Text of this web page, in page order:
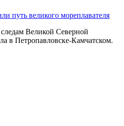
путь великого мореплавателя
Великой Северной
в Петропавловске-Камчатском.